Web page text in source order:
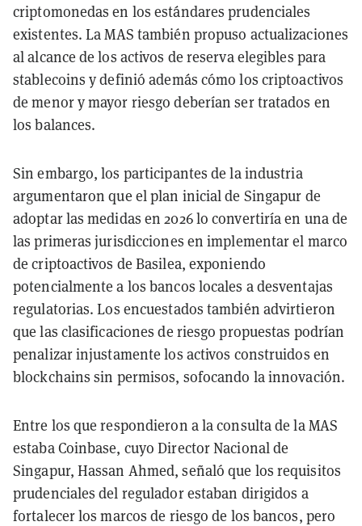
criptomonedas en los estándares prudenciales
existentes. La MAS también propuso actualizaciones
al alcance de los activos de reserva elegibles para
stablecoins y definió además cómo los criptoactivos
de menor y mayor riesgo deberían ser tratados en
los balances.
Sin embargo, los participantes de la industria
argumentaron que el plan inicial de Singapur de
adoptar las medidas en 2026 lo convertiría en una de
las primeras jurisdicciones en implementar el marco
de criptoactivos de Basilea, exponiendo
potencialmente a los bancos locales a desventajas
regulatorias. Los encuestados también advirtieron
que las clasificaciones de riesgo propuestas podrían
penalizar injustamente los activos construidos en
blockchains sin permisos, sofocando la innovación.
Entre los que respondieron a la consulta de la MAS
estaba Coinbase, cuyo Director Nacional de
Singapur, Hassan Ahmed, señaló que los requisitos
prudenciales del regulador estaban dirigidos a
fortalecer los marcos de riesgo de los bancos, pero